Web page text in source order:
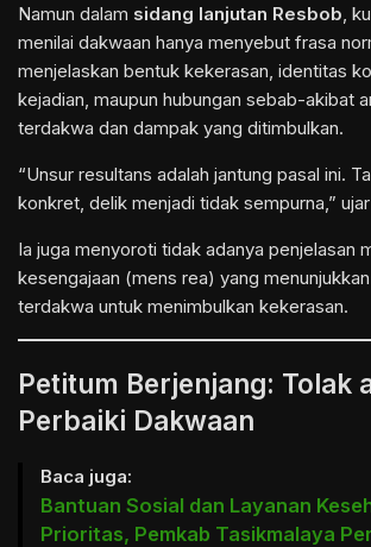
Namun dalam sidang lanjutan Resbob,
menilai dakwaan hanya menyebut frasa
menjelaskan bentuk kekerasan, identitas
kejadian, maupun hubungan sebab-akibat
terdakwa dan dampak yang ditimbulkan.
“Unsur resultans adalah jantung pasal ini.
konkret, delik menjadi tidak sempurna,” ujar
Ia juga menyoroti tidak adanya penjelasan
kesengajaan (mens rea) yang
terdakwa untuk menimbulkan kekerasan.
Petitum Berjenjang: Tolak
Perbaiki Dakwaan
Baca juga:
Bantuan Sosial dan Layanan
Prioritas, Pemkab Tasikmalaya